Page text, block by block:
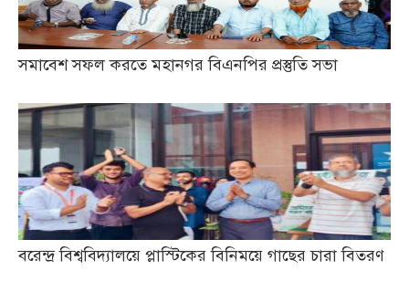
সমাবেশ সফল করতে মহানগর বিএনপির প্রস্তুতি সভা
বরেন্দ্র বিশ্ববিদ্যালয়ে প্লাস্টিকের বিনিময়ে গাছের চারা বিতরণ